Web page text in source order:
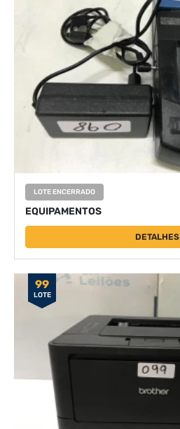
LOTE ENCERRADO
EQUIPAMENTOS
DETALHES
99
LOTE